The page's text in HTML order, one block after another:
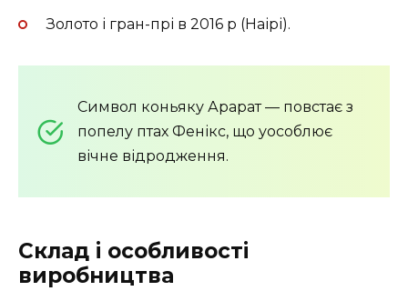
Золото і гран-прі в 2016 р (Наірі).
Символ коньяку Арарат — повстає з
попелу птах Фенікс, що уособлює
вічне відродження.
Склад і особливості
виробництва